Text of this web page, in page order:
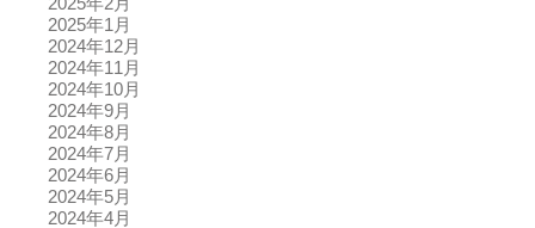
2025年1月
2024年12月
2024年11月
2024年10月
2024年9月
2024年8月
2024年7月
2024年6月
2024年5月
2024年4月